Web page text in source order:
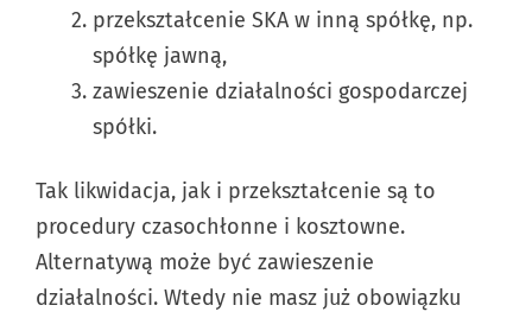
przekształcenie SKA w inną spółkę, np.
spółkę jawną,
zawieszenie działalności gospodarczej
spółki.
Tak likwidacja, jak i przekształcenie są to
procedury czasochłonne i kosztowne.
Alternatywą może być zawieszenie
działalności. Wtedy nie masz już obowiązku